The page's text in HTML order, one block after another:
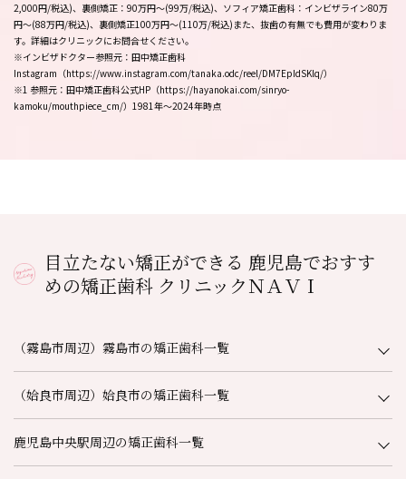
2,000円/税込)、裏側矯正：90万円～(99万/税込)、ソフィア矯正歯科：インビザライン80万
円～(88万円/税込)、裏側矯正100万円～(110万/税込)また、抜歯の有無でも費用が変わりま
す。詳細はクリニックにお問合せください。
※インビザドクター参照元：田中矯正歯科
Instagram（https://www.instagram.com/tanaka.odc/reel/DM7EpIdSKlq/）
※1 参照元：田中矯正歯科公式HP（https://hayanokai.com/sinryo-
kamoku/mouthpiece_cm/）1981年～2024年時点
目立たない矯正ができる 鹿児島でおすす
めの矯正歯科 クリニックＮＡＶＩ
（霧島市周辺）霧島市の矯正歯科一覧
（姶良市周辺）姶良市の矯正歯科一覧
鹿児島中央駅周辺の矯正歯科一覧